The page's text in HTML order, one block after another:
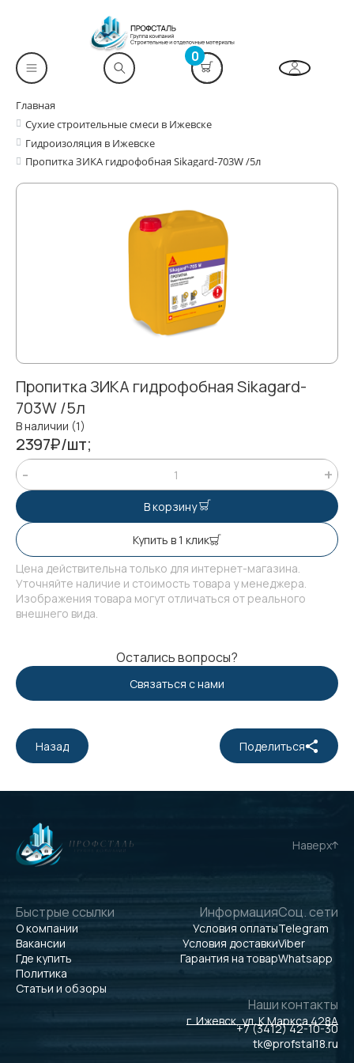
0
Главная
Сухие строительные смеси в Ижевске
Гидроизоляция в Ижевске
Пропитка ЗИКА гидрофобная Sikagard-703W /5л
Пропитка ЗИКА гидрофобная Sikagard-
703W /5л
В наличии (1)
2397₽/шт;
В корзину
Купить в 1 клик
Цена действительна только для интернет-магазина.
Уточняйте наличие и стоимость товара у менеджера.
Изображения товара могут отличаться от реального
внешнего вида.
Остались вопросы?
Связаться с нами
Назад Поделиться
Наверх
Быстрые ссылки
О компании
Вакансии
Где купить
Политика
Статьи и обзоры
Информация
Условия оплаты
Условия доставки
Гарантия на товар
Соц. сети
Telegram
Viber
Whatsapp
Наши контакты
г. Ижевск, ул. К.Маркса 428А
+7 (3412) 42-10-30
tk@profstal18.ru